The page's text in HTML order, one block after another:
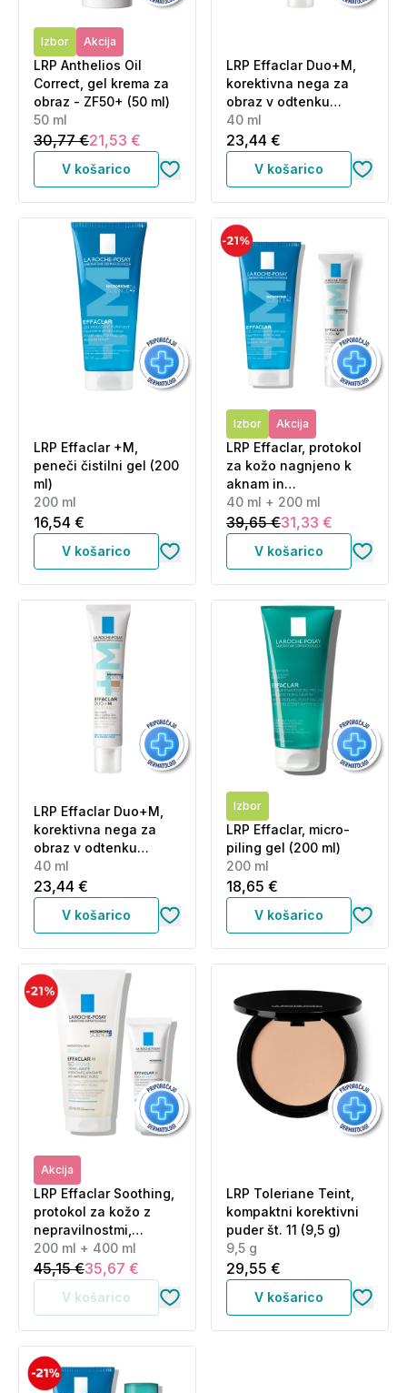
Izbor Akcija
LRP Anthelios Oil
Correct, gel krema za
obraz - ZF50+ (50 ml)
50 ml
30,77 €21,53 €
V košarico
LRP Effaclar Duo+M,
korektivna nega za
obraz v odtenku
Unifiant Light (40 ml)
40 ml
23,44 €
V košarico
LRP Effaclar +M,
peneči čistilni gel (200
ml)
200 ml
16,54 €
V košarico
Izbor Akcija
LRP Effaclar, protokol
za kožo nagnjeno k
aknam in
nepravilnostim -
Duo+M trojna
korektivna nega +
peneči čistilni gel (40
ml + 200 ml)
40 ml + 200 ml
39,65 €31,33 €
V košarico
LRP Effaclar Duo+M,
korektivna nega za
obraz v odtenku
Medium (40 ml)
40 ml
23,44 €
V košarico
Izbor
LRP Effaclar, micro-
piling gel (200 ml)
200 ml
18,65 €
V košarico
Akcija
LRP Effaclar Soothing,
protokol za kožo z
nepravilnostmi,
izsušeno s tretmaji (40
ml + 200 ml)
200 ml + 400 ml
45,15 €35,67 €
V košarico
LRP Toleriane Teint,
kompaktni korektivni
puder št. 11 (9,5 g)
9,5 g
29,55 €
V košarico